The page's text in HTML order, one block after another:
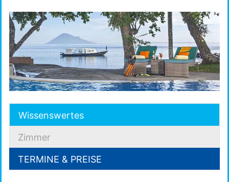
Wissenswertes
Zimmer
TERMINE & PREISE